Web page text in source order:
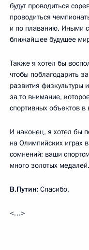
будут проводиться
проводиться
и по плаванию. Иными
ближайшее будущее
Также я хотел бы
чтобы поблагодарить
развития физкультуры
за то внимание,
спортивных объектов в
И наконец, я хотел бы
на Олимпийских играх
сомнений: ваши
много золотых медалей.
В.Путин: Спасибо.
<…>